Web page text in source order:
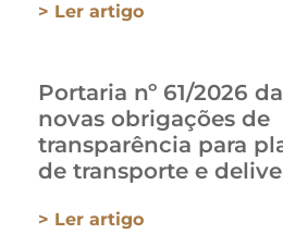
> Ler artigo
Portaria nº 61/2026
novas obrigações de
transparência para
de transporte e
> Ler artigo